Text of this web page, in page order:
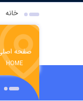
خانه
صفحه
HOME